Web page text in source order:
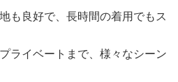
も良好で、長時間の着用でもス
ライベートまで、様々なシーン